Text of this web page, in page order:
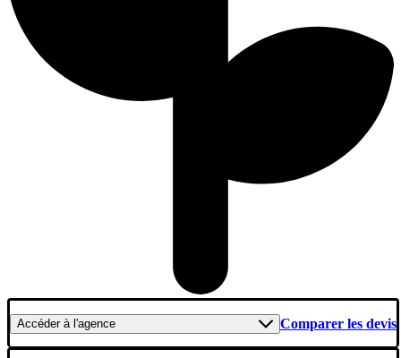
Accéderà l'agence Comparer les devis